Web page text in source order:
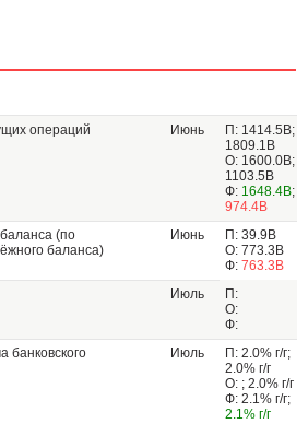
операций Июнь
П: 1414.5В;
1809.1В
О: 1600.0В;
1103.5B
Ф: 1648.4B;
974.4B
(по
баланса)
Июнь
П: 39.9В
О: 773.3B
Ф: 763.3B
Июль
П:
О:
Ф:
банковского
Июль
П: 2.0% г/г;
2.0% г/г
О: ; 2.0% г/г
Ф: 2.1% г/г;
2.1% г/г